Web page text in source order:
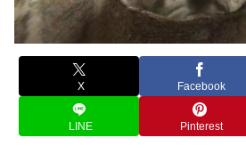
X Facebook
LINE Pinterest